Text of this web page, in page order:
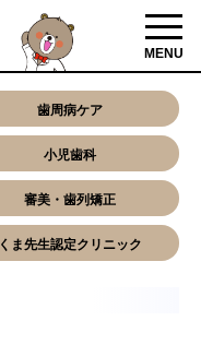
MENU
歯周病ケア
小児歯科
審美・歯列矯正
くま先生認定クリニック